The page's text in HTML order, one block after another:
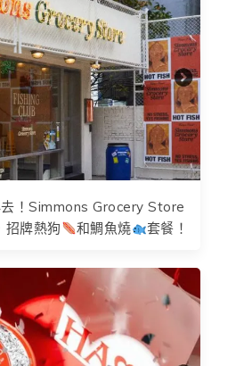
！Simmons Grocery Store
招牌熱狗
和鯛魚燒 套餐！